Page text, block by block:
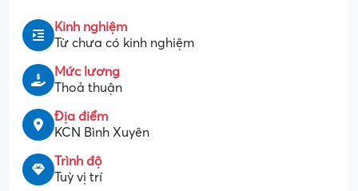
Kinh nghiệm
Từ chưa có kinh nghiệm
Mức lương
Thoả thuận
Địa điểm
KCN Bình Xuyên
Trình độ
Tuỳ vị trí